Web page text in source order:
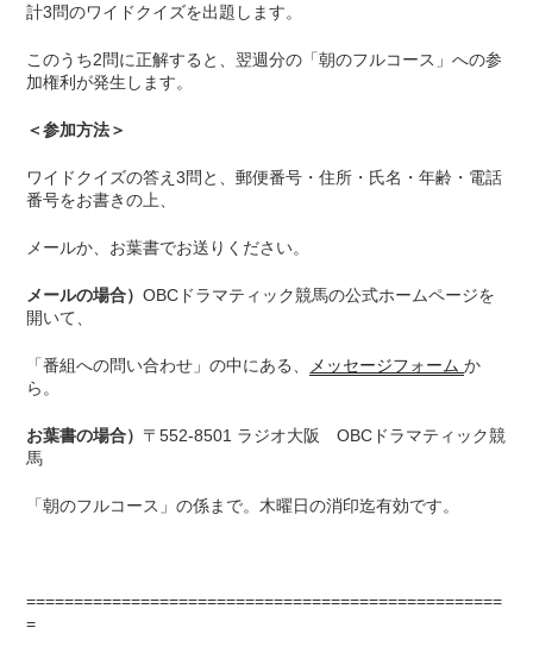
計3問のワイドクイズを出題します。
このうち2問に正解すると、翌週分の「朝のフルコース」への参
加権利が発生します。
＜参加方法＞
ワイドクイズの答え3問と、郵便番号・住所・氏名・年齢・電話
番号をお書きの上、
メールか、お葉書でお送りください。
メールの場合）OBCドラマティック競馬の公式ホームページを
開いて、
「番組への問い合わせ」の中にある、 メッセージフォームか
ら。
お葉書の場合） 〒552-8501 ラジオ大阪 OBCドラマティック競
馬
「朝のフルコース」の係まで。木曜日の消印迄有効です。
==================================================
=